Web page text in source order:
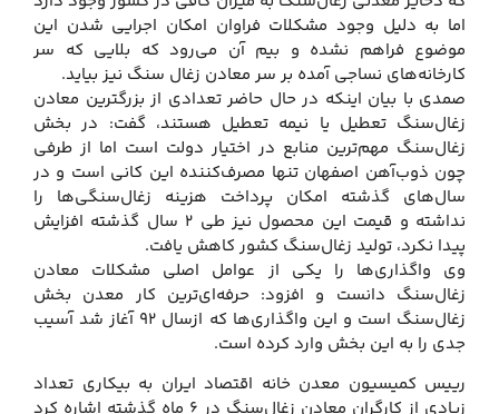
اما به دلیل وجود مشکلات فراوان امکان اجرایی شدن این
موضوع فراهم نشده و بیم آن می‌رود که بلایی که سر
کارخانه‌های نساجی آمده بر سر معادن زغال سنگ نیز بیاید.
صمدی با بیان اینکه در حال حاضر تعدادی از بزرگترین معادن
زغال‌سنگ تعطیل یا نیمه تعطیل هستند، گفت: در بخش
زغال‌سنگ مهم‌ترین منابع در اختیار دولت است اما از طرفی
چون ذوب‌آهن اصفهان تنها مصرف‌کننده این کانی است و در
سال‌های گذشته امکان پرداخت هزینه زغال‌سنگی‌ها را
نداشته و قیمت این محصول نیز طی ۲ سال گذشته افزایش
پیدا نکرد، تولید زغال‌سنگ کشور کاهش یافت.
وی واگذاری‌ها را یکی از عوامل اصلی مشکلات معادن
زغال‌سنگ دانست و افزود: حرفه‌ای‌ترین کار معدن بخش
زغال‌سنگ است و این واگذاری‌ها که ازسال ۹۲ آغاز شد آسیب
جدی را به این بخش وارد کرده است.
رییس کمیسیون معدن خانه اقتصاد ایران به بیکاری تعداد